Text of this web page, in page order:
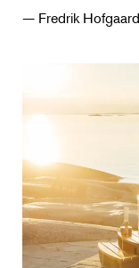
— Fredrik